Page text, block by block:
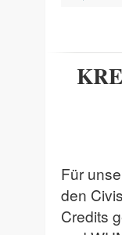
Für
den
Credits